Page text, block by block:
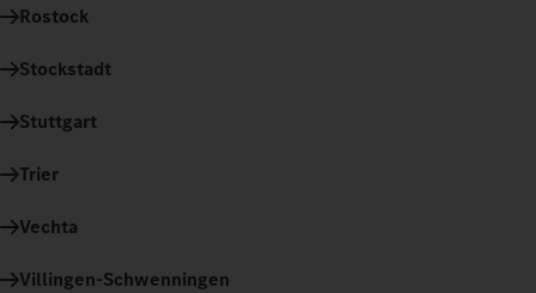
Rostock
Stockstadt
Stuttgart
Trier
Vechta
Villingen-Schwenningen